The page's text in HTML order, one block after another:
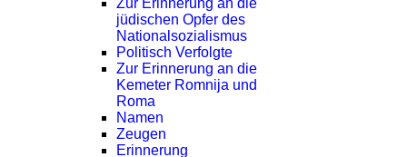
Zur Erinnerung an die
jüdischen Opfer des
Nationalsozialismus
Politisch Verfolgte
Zur Erinnerung an die
Kemeter Romnija und
Roma
Namen
Zeugen
Erinnerung